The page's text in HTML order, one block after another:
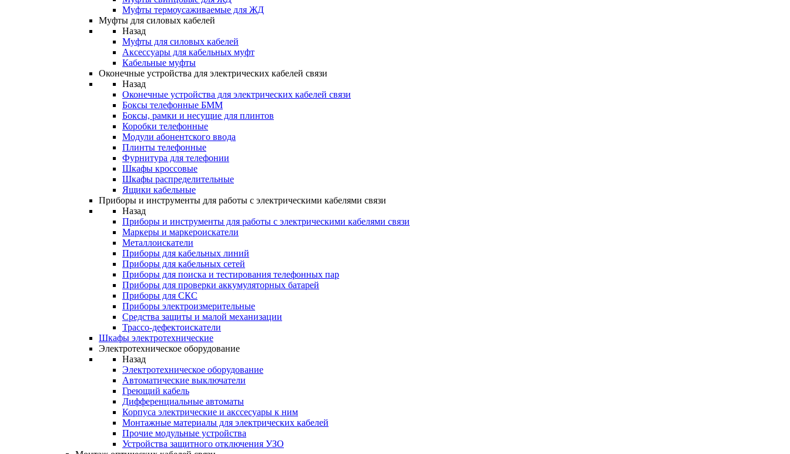
Муфты термоусаживаемые для ЖД
Муфты для силовых кабелей
Назад
Муфты для силовых кабелей
Аксессуары для кабельных муфт
Кабельные муфты
Оконечные устройства для электрических кабелей связи
Назад
Оконечные устройства для электрических кабелей связи
Боксы телефонные БММ
Боксы, рамки и несущие для плинтов
Коробки телефонные
Модули абонентского ввода
Плинты телефонные
Фурнитура для телефонии
Шкафы кроссовые
Шкафы распределительные
Ящики кабельные
Приборы и инструменты для работы с электрическими кабелями связи
Назад
Приборы и инструменты для работы с электрическими кабелями связи
Маркеры и маркероискатели
Металлоискатели
Приборы для кабельных линий
Приборы для кабельных сетей
Приборы для поиска и тестирования телефонных пар
Приборы для проверки аккумуляторных батарей
Приборы для СКС
Приборы электроизмерительные
Средства защиты и малой механизации
Трассо-дефектоискатели
Шкафы электротехнические
Электротехническое оборудование
Назад
Электротехническое оборудование
Автоматические выключатели
Греющий кабель
Дифференциальные автоматы
Корпуса электрические и акссесуары к ним
Монтажные материалы для электрических кабелей
Прочие модульные устройства
Устройства защитного отключения УЗО